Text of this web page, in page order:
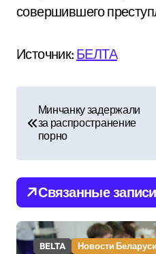
совершившего
Источник: БЕЛТА
в
и
г
а
Минчанку задержали
за распространение
порно
Связанные записи
BELTA Новости Беларуси